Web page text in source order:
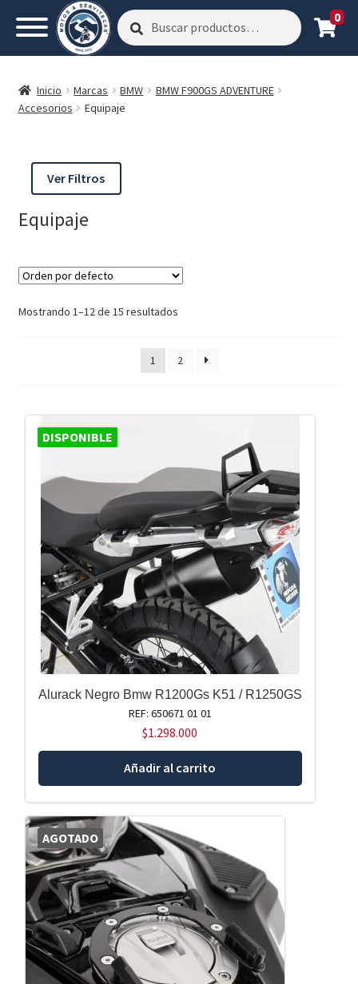
Buscar
por:
Buscar 0
Inicio Marcas BMW
BMW F900GS ADVENTURE
Accesorios
Equipaje
Ver Filtros
Equipaje
Mostrando 1–12 de 15 resultados
1 2
DISPONIBLE
Alurack Negro Bmw R1200Gs K51 / R1250GS
REF: 650671 01 01
$1.298.000
Añadir al carrito
AGOTADO